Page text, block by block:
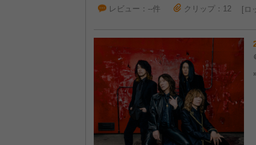
レビュー：--件 クリップ：12 ロ